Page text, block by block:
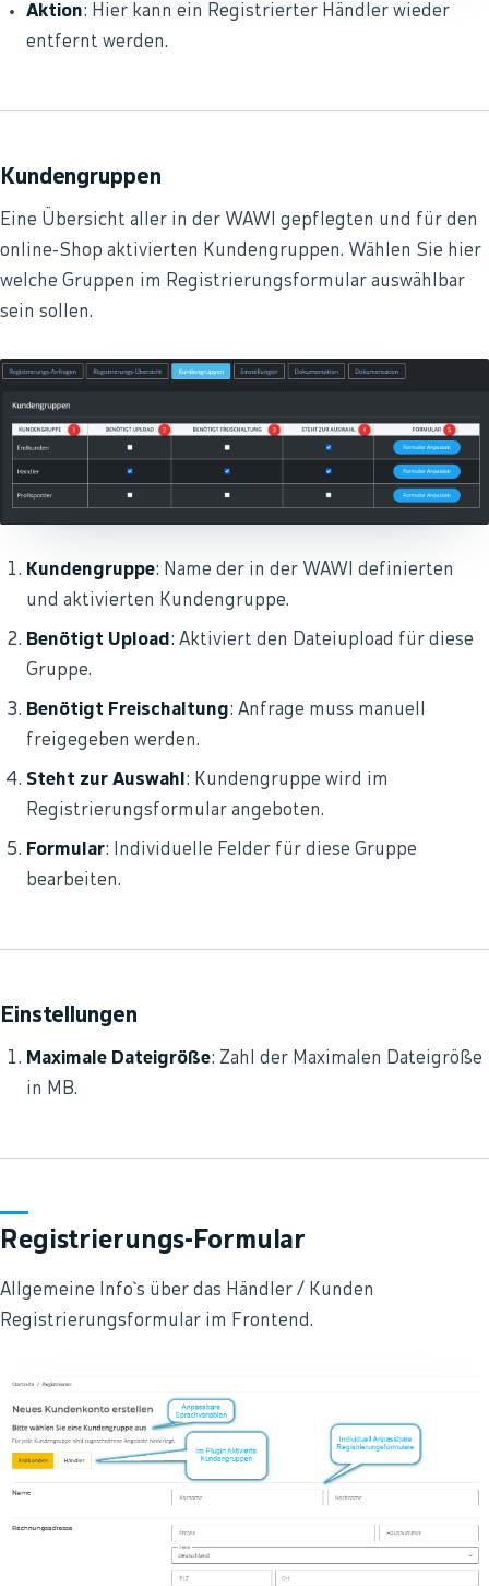
Aktion: Hier kann ein Registrierter Händler wieder
entfernt werden.
Kundengruppen
Eine Übersicht aller in der WAWI gepflegten und für den
online-Shop aktivierten Kundengruppen. Wählen Sie hier
welche Gruppen im Registrierungsformular auswählbar
sein sollen.
Kundengruppe: Name der in der WAWI definierten
und aktivierten Kundengruppe.
Benötigt Upload : Aktiviert den Dateiupload für diese
Gruppe.
Benötigt Freischaltung: Anfrage muss manuell
freigegeben werden.
Steht zur Auswahl : Kundengruppe wird im
Registrierungsformular angeboten.
Formular: Individuelle Felder für diese Gruppe
bearbeiten.
Einstellungen
Maximale Dateigröße: Zahl der Maximalen Dateigröße
in MB.
Registrierungs-Formular
Allgemeine Info`s über das Händler / Kunden
Registrierungsformular im Frontend.